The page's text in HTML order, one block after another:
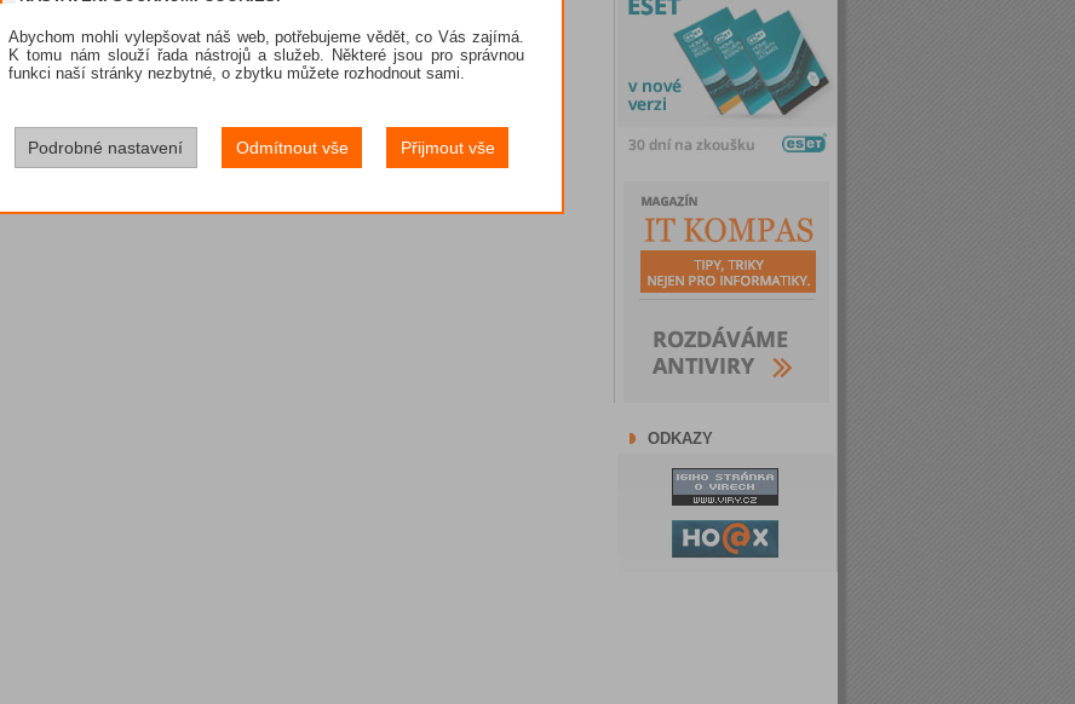
ODKAZY
Abychom mohli vylepšovat náš web, potřebujeme vědět, co Vás zajímá.
K tomu nám slouží řada nástrojů a služeb. Některé jsou pro správnou
funkci naší stránky nezbytné, o zbytku můžete rozhodnout sami.
Podrobné nastavení Odmítnout vše Přijmout vše